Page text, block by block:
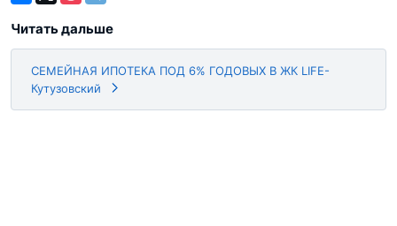
Читать дальше
СЕМЕЙНАЯ ИПОТЕКА ПОД 6% ГОДОВЫХ В ЖК LIFE-
Кутузовский